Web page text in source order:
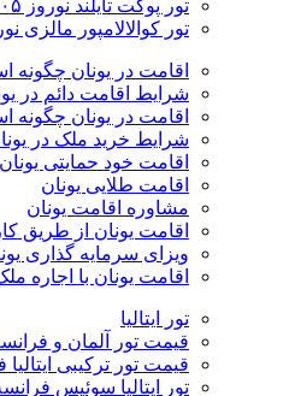
تور پوکت تایلند نوروز ۱۴۰۵
تور کوالالامپور مالزی نوروز
اقامت در یونان چگونه
شرایط اقامت دائم در
اقامت در یونان چگونه
شرایط خرید ملک در
اقامت خود حمایتی یونان
اقامت طلایی یونان
مشاوره اقامت یونان
اقامت یونان از طریق کار
ویزای سرمایه گذاری
اقامت یونان با اجاره
تور ایتالیا
قیمت تور آلمان و
قیمت تور ترکیبی ایتالیا
تور ایتالیا سوئیس